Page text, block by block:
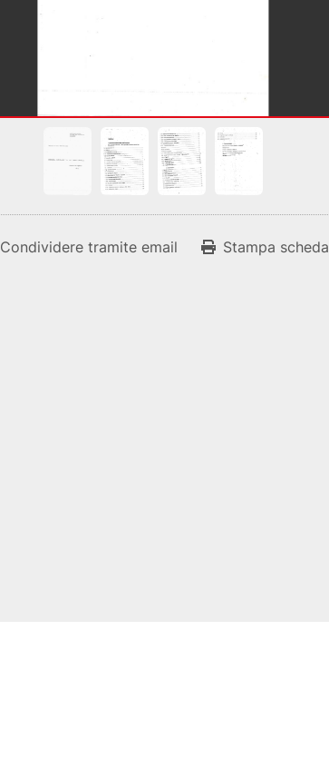
Condividere tramite email Stampa scheda